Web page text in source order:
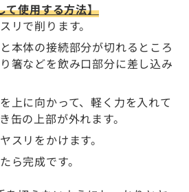
て使用する方法】
リで削ります。
本体の接続部分が切れるところ
箸などを飲み口部分に差し込み
上に向かって、軽く力を入れて
缶の上部が外れます。
スリをかけます。
ら完成です。